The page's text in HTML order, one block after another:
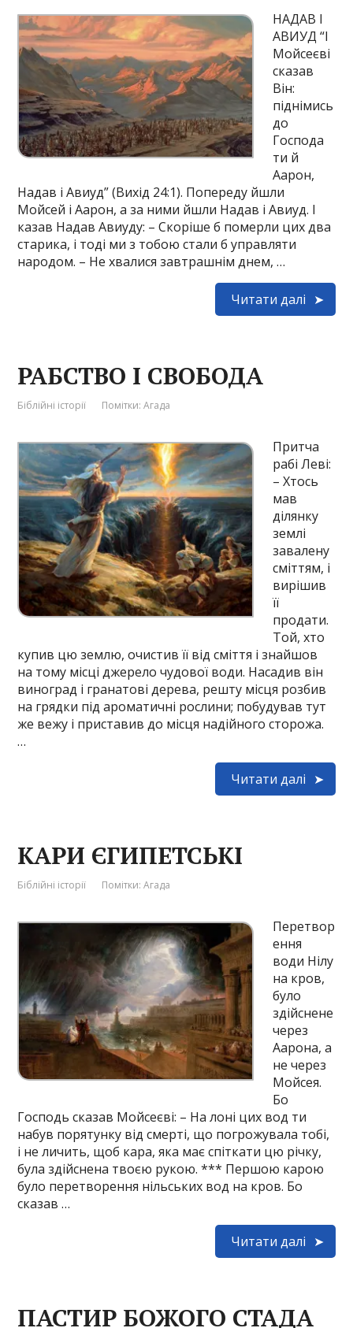
НАДАВ І
АВИУД “І
Мойсеєві
сказав
Він:
піднімись
до
Господа
ти й
Аарон,
Надав і Авиуд” (Вихід 24:1). Попереду йшли
Мойсей і Аарон, а за ними йшли Надав і Авиуд. І
казав Надав Авиуду: – Скоріше б померли цих два
старика, і тоді ми з тобою стали б управляти
народом. – Не хвалися завтрашнім днем, …
Читати далі
РАБСТВО І СВОБОДА
Біблійні історії Помітки:Агада
Притча
рабі Леві:
– Хтось
мав
ділянку
землі
завалену
сміттям, і
вирішив
її
продати.
Той, хто
купив цю землю, очистив її від сміття і знайшов
на тому місці джерело чудової води. Насадив він
виноград і гранатові дерева, решту місця розбив
на грядки під ароматичні рослини; побудував тут
же вежу і приставив до місця надійного сторожа.
…
Читати далі
КАРИ ЄГИПЕТСЬКІ
Біблійні історії Помітки:Агада
Перетвор
ення
води Нілу
на кров,
було
здійснене
через
Аарона, а
не через
Мойсея.
Бо
Господь сказав Мойсеєві: – На лоні цих вод ти
набув порятунку від смерті, що погрожувала тобі,
і не личить, щоб кара, яка має спіткати цю річку,
була здійснена твоєю рукою. *** Першою карою
було перетворення нільських вод на кров. Бо
сказав …
Читати далі
ПАСТИР БОЖОГО СТАДА